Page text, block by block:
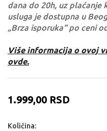
dana do 20h, uz plaćanje
usluga je dostupna u
„Brza isporuka“ po ceni
Više informacija o ovoj
ovde.
1.999,00 RSD
Količina: